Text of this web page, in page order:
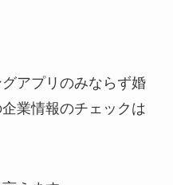
アプリのみならず婚
業情報のチェックは